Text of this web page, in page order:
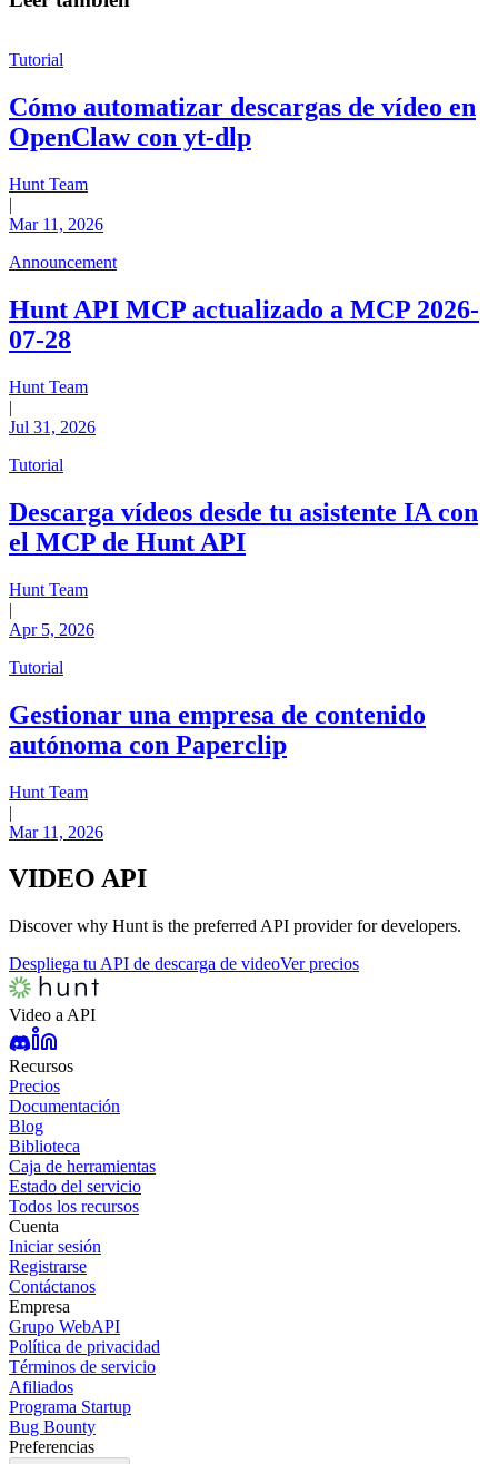
Tutorial
Cómo automatizar descargas de vídeo en
OpenClaw con yt-dlp
Hunt Team
|
Mar 11, 2026
Announcement
Hunt API MCP actualizado a MCP 2026-
07-28
Hunt Team
|
Jul 31, 2026
Tutorial
Descarga vídeos desde tu asistente IA con
el MCP de Hunt API
Hunt Team
|
Apr 5, 2026
Tutorial
Gestionar una empresa de contenido
autónoma con Paperclip
Hunt Team
|
Mar 11, 2026
VIDEO API
Discover why Hunt is the preferred API provider for developers.
Despliega tu API de descarga de videoVer precios
Video a API
Recursos
Precios
Documentación
Blog
Biblioteca
Caja de herramientas
Estado del servicio
Todos los recursos
Cuenta
Iniciar sesión
Registrarse
Contáctanos
Empresa
Grupo WebAPI
Política de privacidad
Términos de servicio
Afiliados
Programa Startup
Bug Bounty
Preferencias